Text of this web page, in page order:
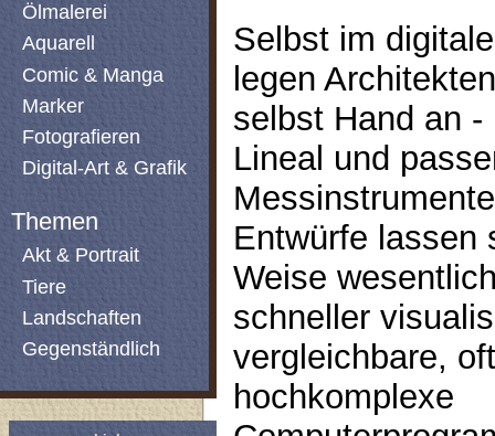
Ölmalerei
Aquarell
Comic & Manga
Marker
Fotografieren
Digital-Art & Grafik
Themen
Akt & Portrait
Tiere
Landschaften
Gegenständlich
Selbst im
legen
selbst Hand an
Lineal und
Entwürfe lassen
Weise
schneller
vergleichbare,
hochkomplexe